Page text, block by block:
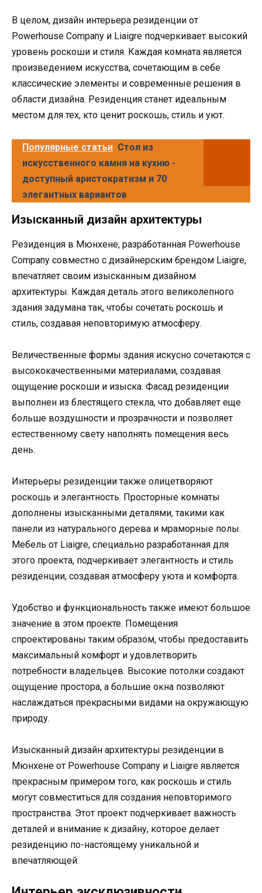
В целом, дизайн интерьера резиденции от
Powerhouse Company и Liaigre подчеркивает высокий
уровень роскоши и стиля. Каждая комната является
произведением искусства, сочетающим в себе
классические элементы и современные решения в
области дизайна. Резиденция станет идеальным
местом для тех, кто ценит роскошь, стиль и уют.
Популярные статьи Стол из
искусственного камня на кухню -
доступный аристократизм и 70
элегантных вариантов
Изысканный дизайн архитектуры
Резиденция в Мюнхене, разработанная Powerhouse
Company совместно с дизайнерским брендом Liaigre,
впечатляет своим изысканным дизайном
архитектуры. Каждая деталь этого великолепного
здания задумана так, чтобы сочетать роскошь и
стиль, создавая неповторимую атмосферу.
Величественные формы здания искусно сочетаются с
высококачественными материалами, создавая
ощущение роскоши и изыска. Фасад резиденции
выполнен из блестящего стекла, что добавляет еще
больше воздушности и прозрачности и позволяет
естественному свету наполнять помещения весь
день.
Интерьеры резиденции также олицетворяют
роскошь и элегантность. Просторные комнаты
дополнены изысканными деталями, такими как
панели из натурального дерева и мраморные полы.
Мебель от Liaigre, специально разработанная для
этого проекта, подчеркивает элегантность и стиль
резиденции, создавая атмосферу уюта и комфорта.
Удобство и функциональность также имеют большое
значение в этом проекте. Помещения
спроектированы таким образом, чтобы предоставить
максимальный комфорт и удовлетворить
потребности владельцев. Высокие потолки создают
ощущение простора, а большие окна позволяют
наслаждаться прекрасными видами на окружающую
природу.
Изысканный дизайн архитектуры резиденции в
Мюнхене от Powerhouse Company и Liaigre является
прекрасным примером того, как роскошь и стиль
могут совместиться для создания неповторимого
пространства. Этот проект подчеркивает важность
деталей и внимание к дизайну, которое делает
резиденцию по-настоящему уникальной и
впечатляющей.